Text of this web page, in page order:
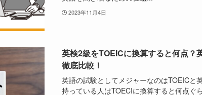
2023年11月4日
英検2級をTOEICに換算すると何点？
徹底比較！
英語の試験としてメジャーなのはTOEICと
持っている人はTOECIに換算すると何点ぐ